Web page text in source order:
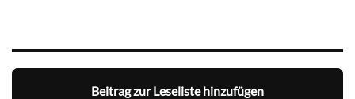
Beitrag zur Leseliste hinzufügen